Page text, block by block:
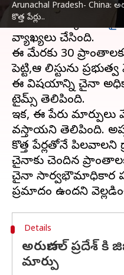
Arunachal Pradesh-
కొత్త పేర్లు..
అరుణాచల్ ప్రదేశ్‌
తమవిగా పేర్కొంటూ
వ్యాఖ్యలు చేసింది.
ఈ మేరకు 30
పెట్టి,ఆ లిస్టును
ఈ విషయాన్ని చైనా
టైమ్స్ తెలిపింది.
ఇక, ఈ పేరు
వస్తాయని తెలిపింది.
కొత్త పేర్లతోనే పిలవాలని
చైనాకు చెందిన
చైనా సార్వభౌమాధికార
Details
అరుణాచల్ ప్రదేశ్ కి
మార్పు